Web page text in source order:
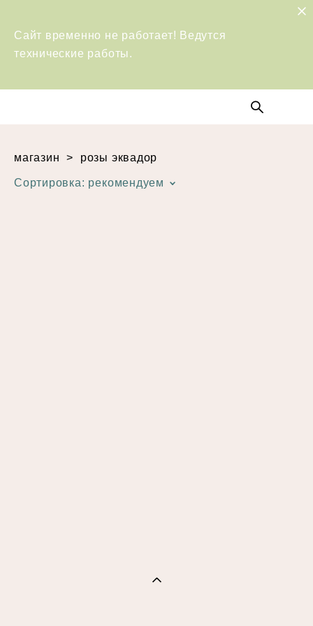
Сайт временно не работает! Ведутся
технические работы.
магазин > розы эквадор
Сортировка: рекомендуем